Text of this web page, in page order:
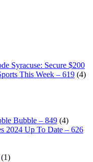
Syracuse: Secure $200
This Week – 619 (4)
Bubble – 849 (4)
2024 Up To Date – 626
(1)